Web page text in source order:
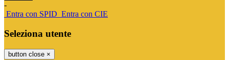
-
Entra con SPID Entra con CIE
Seleziona utente
button close ×